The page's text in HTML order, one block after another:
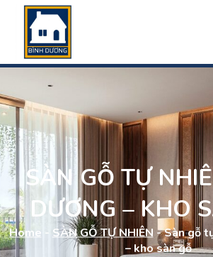
SÀN GỖ TỰ
DƯƠNG – KHO
Home - SÀN GỖ TỰ NHIÊN -Sàn gỗ
– kho sàn gỗ